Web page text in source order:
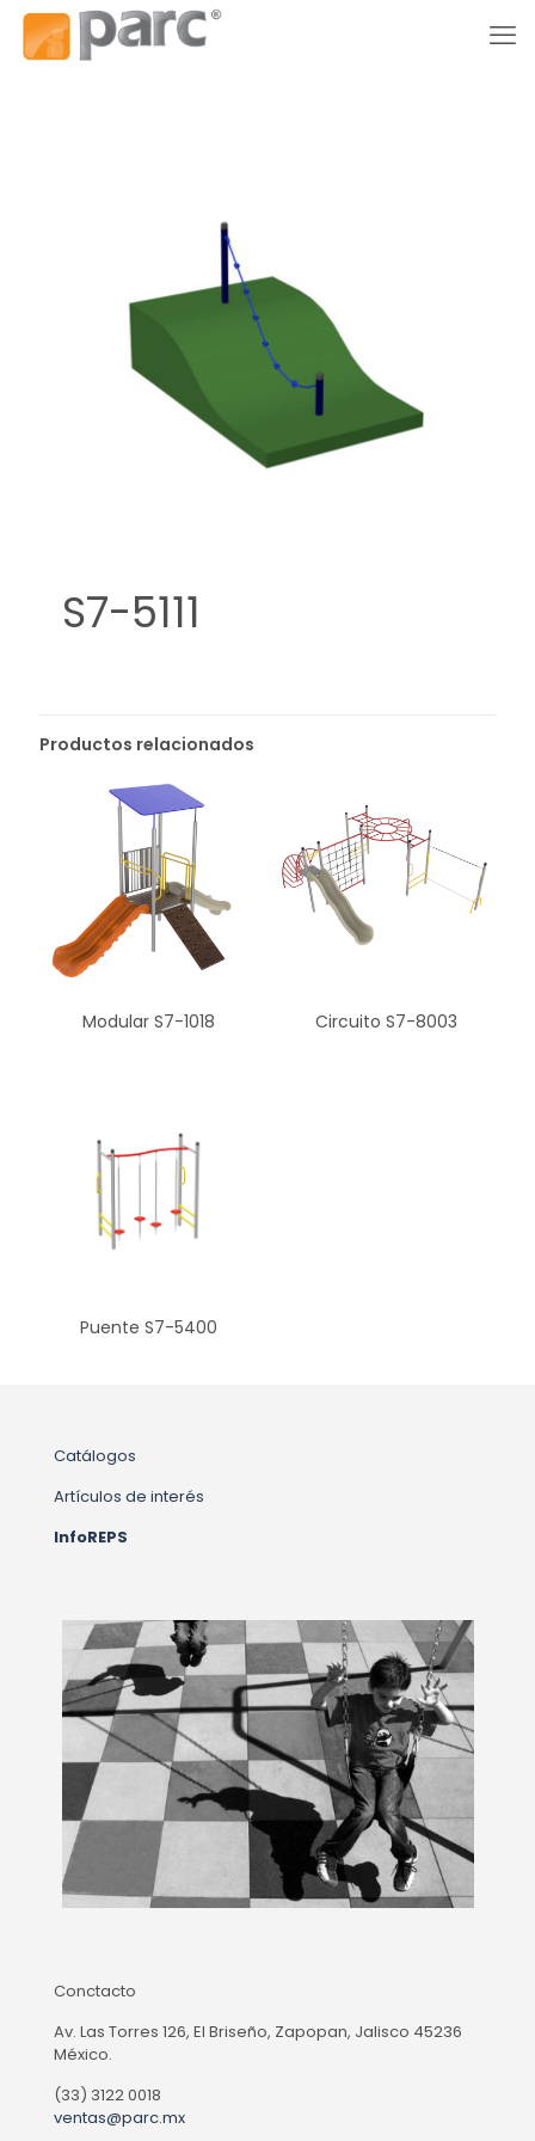
S7-5111
Productos relacionados
Modular S7-1018 Circuito S7-8003
Puente S7-5400
Catálogos
Artículos de interés
InfoREPS
Conctacto
Av. Las Torres 126, El Briseño, Zapopan, Jalisco 45236
México.
(33) 3122 0018
ventas@parc.mx